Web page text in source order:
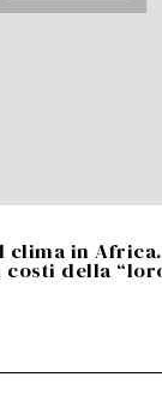
in Africa.
della